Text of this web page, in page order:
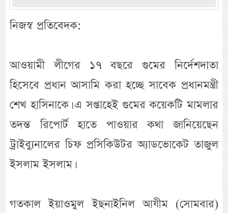
নিজস্ব প্রতিবেদক:
আওয়ামী লীগের ১৭ বছরে গুমের নির্দেশদাতা
হিসেবে প্রধান আসামি করা হচ্ছে সাবেক প্রধানমন্ত্রী
শেখ হাসিনাকে। এ সপ্তাহেই গুমের কয়েকটি মামলার
তদন্ত রিপোর্ট হাতে পাওয়ার কথা জানিয়েছেন
ট্রাইব্যুনালের চিফ প্রসিকিউটর অ্যাডভোকেট তাজুল
ইসলাম ইসলাম।
গতকাল ইয়াওমুল ইছনাইনিল আযীম (সোমবার)